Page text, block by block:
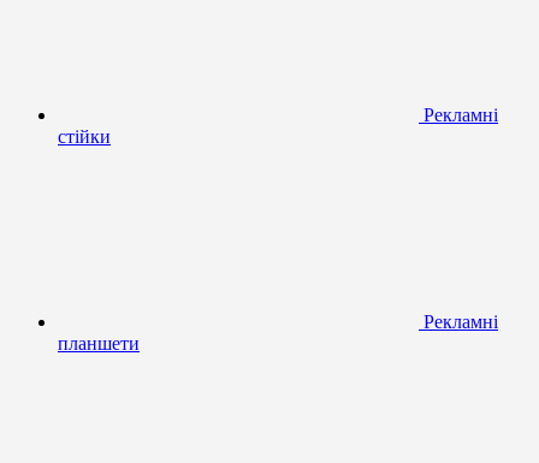
Рекламні
стійки
Рекламні
планшети